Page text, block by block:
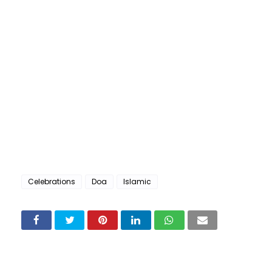
Celebrations Doa Islamic